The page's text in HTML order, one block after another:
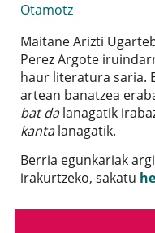
Otamotz
Maitane Arizti
Perez Argote
haur literatura saria.
artean banatzea
bat dalanagatik
kantalanagatik.
Berria egunkariak
irakurtzeko, sakatu